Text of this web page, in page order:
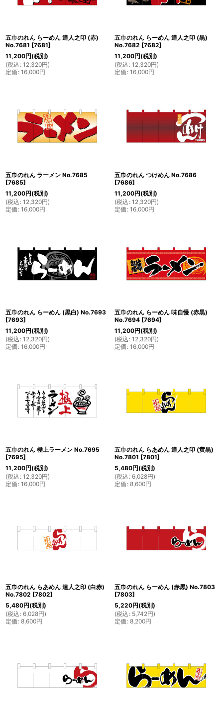
五巾のれん らーめん 達人之印 (赤)
No.7681 [7681]
11,200円(税別)
(税込 : 12,320円)
定価 : 16,000円
五巾のれん らーめん 達人之印 (黒)
No.7682 [7682]
11,200円(税別)
(税込 : 12,320円)
定価 : 16,000円
五巾のれん ラーメン No.7685
[7685]
11,200円(税別)
(税込 : 12,320円)
定価 : 16,000円
五巾のれん つけめん No.7686
[7686]
11,200円(税別)
(税込 : 12,320円)
定価 : 16,000円
五巾のれん らーめん (黒白) No.7693
[7693]
11,200円(税別)
(税込 : 12,320円)
定価 : 16,000円
五巾のれん らーめん 味自慢 (赤黒)
No.7694 [7694]
11,200円(税別)
(税込 : 12,320円)
定価 : 16,000円
五巾のれん 極上ラーメン No.7695
[7695]
11,200円(税別)
(税込 : 12,320円)
定価 : 16,000円
五巾のれん らあめん 達人之印 (黄黒)
No.7801 [7801]
5,480円(税別)
(税込 : 6,028円)
定価 : 8,600円
五巾のれん らあめん 達人之印 (白赤)
No.7802 [7802]
5,480円(税別)
(税込 : 6,028円)
定価 : 8,600円
五巾のれん らーめん (赤黒) No.7803
[7803]
5,220円(税別)
(税込 : 5,742円)
定価 : 8,200円